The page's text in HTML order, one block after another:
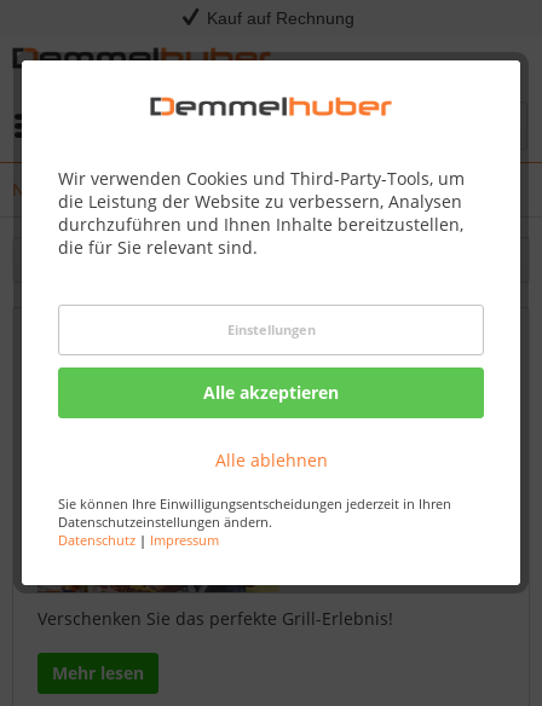
Kauf auf Rechnung
Wir verwenden Cookies und Third-Party-Tools, um
die Leistung der Website zu verbessern, Analysen
durchzuführen und Ihnen Inhalte bereitzustellen,
die für Sie relevant sind.
Einstellungen
Alle akzeptieren
Alle ablehnen
Sie können Ihre Einwilligungsentscheidungen jederzeit in Ihren
Datenschutzeinstellungen ändern.
Datenschutz| Impressum
News
Filtern
Perfektes Geschenk für Grillfans: Ein
Grillkurs bei Demmelhuber
Von: Nadine Wagner
Verschenken Sie das perfekte Grill-Erlebnis!
Mehr lesen